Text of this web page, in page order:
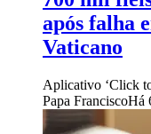
após falha
Vaticano
Aplicativo ‘Click
Papa FranciscoHá